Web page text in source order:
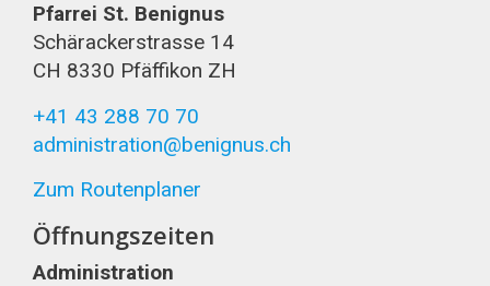
Pfarrei St. Benignus
Schärackerstrasse 14
CH 8330 Pfäffikon ZH
+41 43 288 70 70
administration@benignus.ch
Zum Routenplaner
Öffnungszeiten
Administration